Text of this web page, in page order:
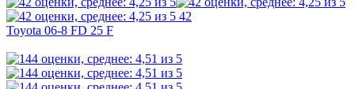
42
Toyota 06-8 FD 25 F